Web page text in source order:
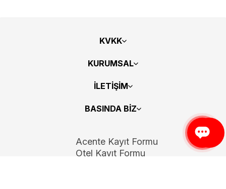
KVKK
KURUMSAL
İLETİŞİM
BASINDA BİZ
Acente Kayıt Formu
Otel Kayıt Formu